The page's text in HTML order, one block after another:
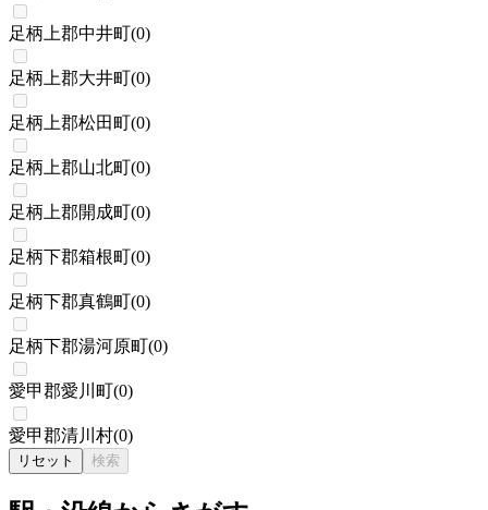
足柄上郡中井町(0)
足柄上郡大井町(0)
足柄上郡松田町(0)
足柄上郡山北町(0)
足柄上郡開成町(0)
足柄下郡箱根町(0)
足柄下郡真鶴町(0)
足柄下郡湯河原町(0)
愛甲郡愛川町(0)
愛甲郡清川村(0)
リセット 検索